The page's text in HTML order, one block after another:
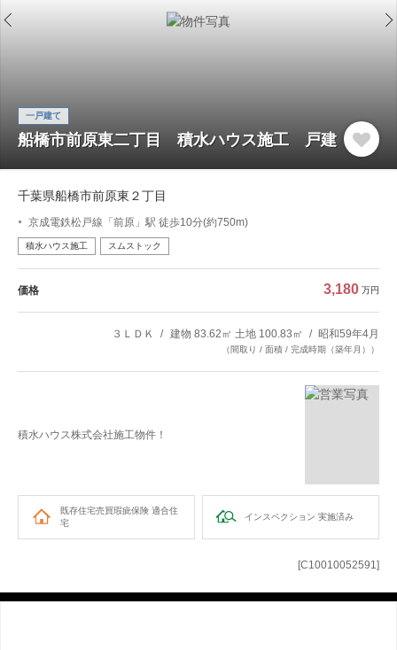
既存住宅売買瑕疵保険 適合住
宅
インスペクション 実施済み
[C10010052591]
一戸建て
船橋市前原東二丁目 積水ハウス施工 戸建
千葉県船橋市前原東２丁目
京成電鉄松戸線「前原」駅 徒歩10分(約750m)
積水ハウス施工 スムストック
価格 3,180 万円
３ＬＤＫ 建物 83.62㎡ 土地 100.83㎡ 昭和59年4月
（間取り / 面積 / 完成時期（築年月））
積水ハウス株式会社施工物件！